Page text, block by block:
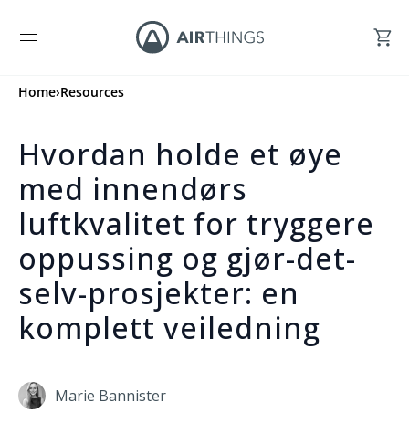
Home›Resources
Hvordan holde et øye
med innendørs
luftkvalitet for tryggere
oppussing og gjør-det-
selv-prosjekter: en
komplett veiledning
Marie Bannister